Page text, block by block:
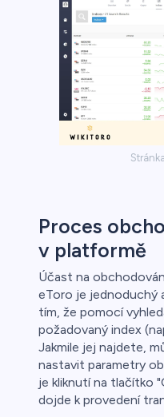
Proces
v platformě
Účast na
eToro je jednoduchý
tím, že pomocí
požadovaný index
Jakmile jej najdete,
nastavit parametry
je kliknutí na tlačítko
dojde k provedení